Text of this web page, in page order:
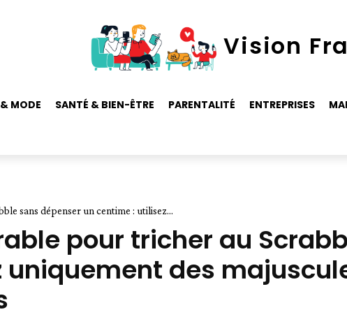
Vision
MODE SANTÉ & BIEN-ÊTRE PARENTALITÉ ENTREPRISES
sans dépenser un centime : utilisez...
pour tricher au
des